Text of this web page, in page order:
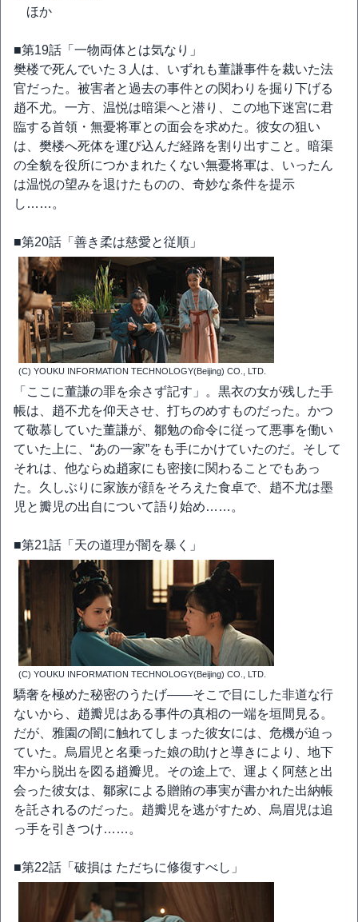
ほか
■第19話「一物両体とは気なり」
樊楼で死んでいた３人は、いずれも董謙事件を裁いた法
官だった。被害者と過去の事件との関わりを掘り下げる
趙不尤。一方、温悦は暗渠へと潜り、この地下迷宮に君
臨する首領・無憂将軍との面会を求めた。彼女の狙い
は、樊楼へ死体を運び込んだ経路を割り出すこと。暗渠
の全貌を役所につかまれたくない無憂将軍は、いったん
は温悦の望みを退けたものの、奇妙な条件を提示
し……。
■第20話「善き柔は慈愛と従順」
(C) YOUKU INFORMATION TECHNOLOGY(Beijing) CO., LTD.
「ここに董謙の罪を余さず記す」。黒衣の女が残した手
帳は、趙不尤を仰天させ、打ちのめすものだった。かつ
て敬慕していた董謙が、鄒勉の命令に従って悪事を働い
ていた上に、“あの一家”をも手にかけていたのだ。そして
それは、他ならぬ趙家にも密接に関わることでもあっ
た。久しぶりに家族が顔をそろえた食卓で、趙不尤は墨
児と瓣児の出自について語り始め……。
■第21話「天の道理が闇を暴く」
(C) YOUKU INFORMATION TECHNOLOGY(Beijing) CO., LTD.
驕奢を極めた秘密のうたげ――そこで目にした非道な行
ないから、趙瓣児はある事件の真相の一端を垣間見る。
だが、雅園の闇に触れてしまった彼女には、危機が迫っ
ていた。烏眉児と名乗った娘の助けと導きにより、地下
牢から脱出を図る趙瓣児。その途上で、運よく阿慈と出
会った彼女は、鄒家による贈賄の事実が書かれた出納帳
を託されるのだった。趙瓣児を逃がすため、烏眉児は追
っ手を引きつけ……。
■第22話「破損は ただちに修復すべし」